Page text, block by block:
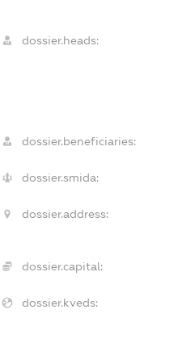
dossier.heads:
dossier.beneficiaries:
dossier.smida:
dossier.address:
dossier.capital:
dossier.kveds: